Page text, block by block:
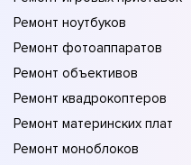
Ремонт ноутбуков
Ремонт фотоаппаратов
Ремонт объективов
Ремонт квадрокоптеров
Ремонт материнских плат
Ремонт моноблоков